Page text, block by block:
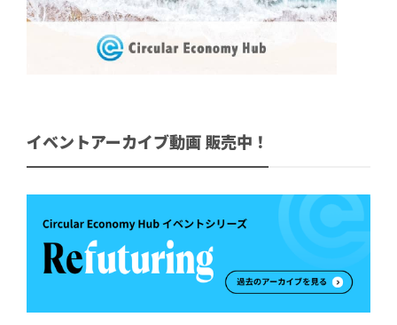
イベントアーカイブ動画 販売中！